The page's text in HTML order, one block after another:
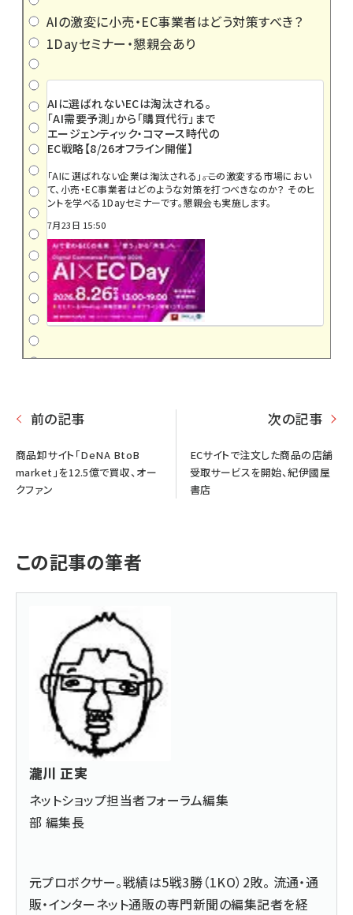
AIの激変に小売・EC事業者はどう対策すべき？
1Dayセミナー・懇親会あり
AIに選ばれないECは淘汰される。
「AI需要予測」から「購買代行」まで
エージェンティック・コマース時代の
EC戦略【8/26オフライン開催】
「AIに選ばれない企業は淘汰される」――。この激変する市場におい
て、小売・EC事業者はどのような対策を打つべきなのか？ そのヒ
ントを学べる1Dayセミナーです。懇親会も実施します。
7月23日 15:50
前の記事
商品卸サイト「DeNA BtoB
market」を12.5億で買収、オー
クファン
次の記事
ECサイトで注文した商品の店舗
受取サービスを開始、紀伊國屋
書店
この記事の筆者
瀧川 正実
ネットショップ担当者フォーラム編集
部 編集長
元プロボクサー。戦績は5戦3勝（1KO）2敗。 流通・通
販・インターネット通販の専門新聞の編集記者を経